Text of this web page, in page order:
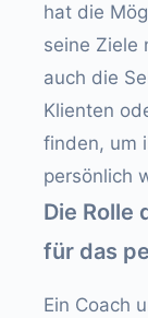
hat die
seine Ziele
auch die
Klienten
finden, um
persönlich
Die Rolle
für das
Ein Coach